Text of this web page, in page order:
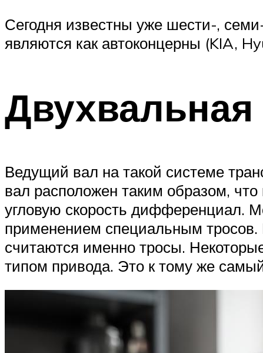
Сегодня известны уже шести-,
являются как автоконцерны (KIA,
Ведущий вал на такой системе
вал расположен таким образом,
угловую скорость дифференциал.
применением специальным
считаются именно тросы.
типом привода. Это к тому же